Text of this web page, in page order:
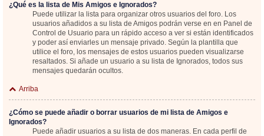
¿Qué es la lista de Mis Amigos e Ignorados?
Puede utilizar la lista para organizar otros usuarios del foro. Los
usuarios añadidos a su lista de Amigos podrán verse en en Panel de
Control de Usuario para un rápido acceso a ver si están identificados
y poder así enviarles un mensaje privado. Según la plantilla que
utilice el foro, los mensajes de estos usuarios pueden visualizarse
resaltados. Si añade un usuario a su lista de Ignorados, todos sus
mensajes quedarán ocultos.
Arriba
¿Cómo se puede añadir o borrar usuarios de mi lista de Amigos e
Ignorados?
Puede añadir usuarios a su lista de dos maneras. En cada perfil de